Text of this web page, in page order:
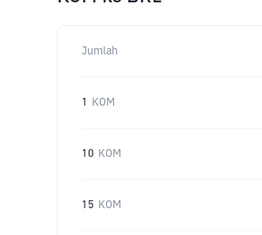
Jumlah
1 KOM
10 KOM
15 KOM